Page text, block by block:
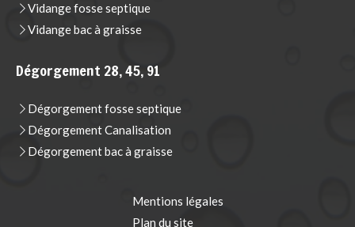
Vidange fosse septique
Vidange bac à graisse
Dégorgement 28, 45, 91
Dégorgement fosse septique
Dégorgement Canalisation
Dégorgement bac à graisse
Mentions légales
Plan du site